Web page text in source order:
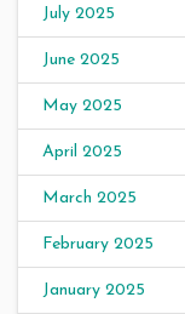
July 2025
June 2025
May 2025
April 2025
March 2025
February 2025
January 2025